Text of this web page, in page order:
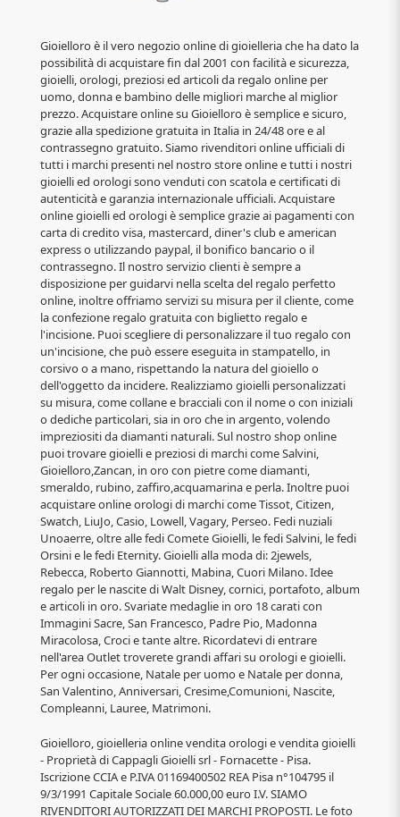
Gioielloro è il vero negozio online di gioielleria che ha dato la
possibilità di acquistare fin dal 2001 con facilità e sicurezza,
gioielli, orologi, preziosi ed articoli da regalo online per
uomo, donna e bambino delle migliori marche al miglior
prezzo. Acquistare online su Gioielloro è semplice e sicuro,
grazie alla spedizione gratuita in Italia in 24/48 ore e al
contrassegno gratuito. Siamo rivenditori online ufficiali di
tutti i marchi presenti nel nostro store online e tutti i nostri
gioielli ed orologi sono venduti con scatola e certificati di
autenticità e garanzia internazionale ufficiali. Acquistare
online gioielli ed orologi è semplice grazie ai pagamenti con
carta di credito visa, mastercard, diner's club e american
express o utilizzando paypal, il bonifico bancario o il
contrassegno. Il nostro servizio clienti è sempre a
disposizione per guidarvi nella scelta del regalo perfetto
online, inoltre offriamo servizi su misura per il cliente, come
la confezione regalo gratuita con biglietto regalo e
l'incisione. Puoi scegliere di personalizzare il tuo regalo con
un'incisione, che può essere eseguita in stampatello, in
corsivo o a mano, rispettando la natura del gioiello o
dell'oggetto da incidere. Realizziamo gioielli personalizzati
su misura, come collane e bracciali con il nome o con iniziali
o dediche particolari, sia in oro che in argento, volendo
impreziositi da diamanti naturali. Sul nostro shop online
puoi trovare gioielli e preziosi di marchi come Salvini,
Gioielloro,Zancan, in oro con pietre come diamanti,
smeraldo, rubino, zaffiro,acquamarina e perla. Inoltre puoi
acquistare online orologi di marchi come Tissot, Citizen,
Swatch, LiuJo, Casio, Lowell, Vagary, Perseo. Fedi nuziali
Unoaerre, oltre alle fedi Comete Gioielli, le fedi Salvini, le fedi
Orsini e le fedi Eternity. Gioielli alla moda di: 2jewels,
Rebecca, Roberto Giannotti, Mabina, Cuori Milano. Idee
regalo per le nascite di Walt Disney, cornici, portafoto, album
e articoli in oro. Svariate medaglie in oro 18 carati con
Immagini Sacre, San Francesco, Padre Pio, Madonna
Miracolosa, Croci e tante altre. Ricordatevi di entrare
nell'area Outlet troverete grandi affari su orologi e gioielli.
Per ogni occasione, Natale per uomo e Natale per donna,
San Valentino, Anniversari, Cresime,Comunioni, Nascite,
Compleanni, Lauree, Matrimoni.
Gioielloro, gioielleria online vendita orologi e vendita gioielli
- Proprietà di Cappagli Gioielli srl - Fornacette - Pisa.
Iscrizione CCIA e P.IVA 01169400502 REA Pisa n°104795 il
9/3/1991 Capitale Sociale 60.000,00 euro I.V. SIAMO
RIVENDITORI AUTORIZZATI DEI MARCHI PROPOSTI. Le foto